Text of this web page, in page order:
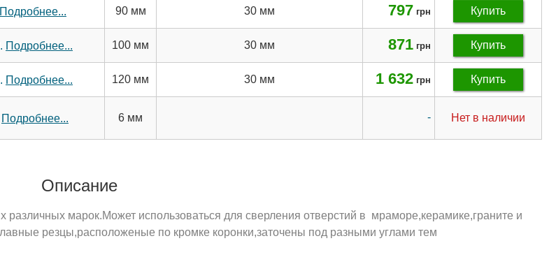
Подробнее... 90 мм 30 мм 797 грн Купить
Подробнее... 100 мм 30 мм 871 грн Купить
Подробнее... 120 мм 30 мм 1 632 грн Купить
Подробнее... 6 мм - Нет в наличии
Описание
различных марок.Может использоваться для сверления отверстий в мраморе,керамике,граните и
резцы,расположеные по кромке коронки,заточены под разными углами тем